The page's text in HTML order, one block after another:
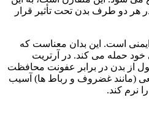
هر دو طرف بدن تحت تأثیر قرار
ایمنی است. این بدان معناست که
حمله می کند. در آرتریت
از بدن در برابر عفونت محافظت
(مانند غضروف و رباط ها) آسیب
نرم کند.